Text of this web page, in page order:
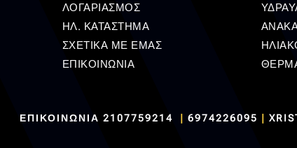
ΛΟΓΑΡΙΑΣΜΟΣ
ΗΛ. ΚΑΤΑΣΤΗΜΑ
ΣΧΕΤΙΚΑ ΜΕ ΕΜΑΣ
ΕΠΙΚΟΙΝΩΝΙΑ
ΕΠΙΚΟΙΝΩΝΙΑ 2107759214 | 6974226095 |